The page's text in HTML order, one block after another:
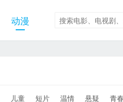
动漫
儿童 短片 温情 悬疑 青春